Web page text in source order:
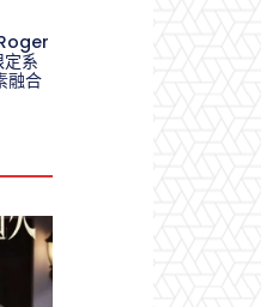
系
融合